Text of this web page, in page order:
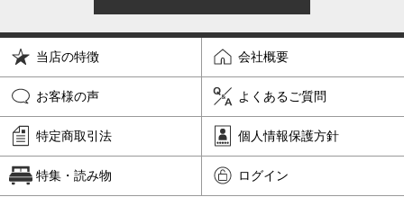
当店の特徴 会社概要
お客様の声 よくあるご質問
特定商取引法 個人情報保護方針
特集・読み物 ログイン